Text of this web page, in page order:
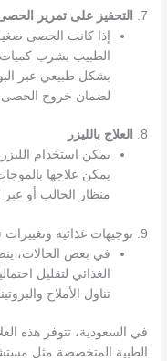
7.
التحفيز على تمرير
الطبيب بشرب كميات
بشكل طبيعي عبر
لضمان خروج
8.
العلاج بالليزر
يمكن استخدام
يمكن علاجها
منظار الحالب أو عبر
9. توجيهات غذائية وتغييرات في نمط الحياة
في بعض الحالات،
الغذائي لتقليل
تناول الأملاح
في السعودية، تتوفر هذه
الطبية المتخصصة مثل